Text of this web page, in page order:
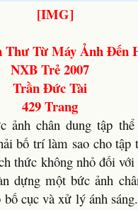
Thư Từ Máy Ảnh Đến
NXB Trẻ 2007
Trần Đức Tài
429 Trang
ảnh chân dung tập thể
bố trí làm sao cho tập
thức không nhỏ đối
dựng một bức ảnh
bố cục và xử lý ánh